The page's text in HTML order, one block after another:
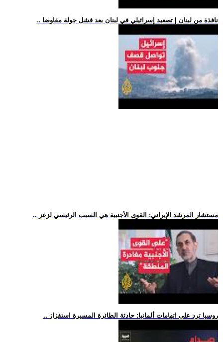
.. نافذة من لبنان | تصعيد إسرائيلي في لبنان بعد فشل جولة مفاوضا
.. مستشار المرشد الإيراني: القوى الأجنبية هي السبب الرئيسي لزعز
.. روسيا ترد على اتهامات ألمانيا: حادثة الطائرة المسيرة استفزاز